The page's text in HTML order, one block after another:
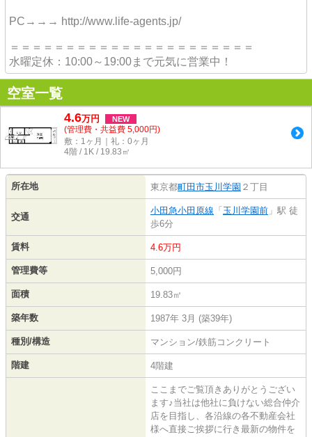
PC→→→ http://www.life-agents.jp/
＝＝＝＝＝＝＝＝＝＝＝＝＝＝＝＝＝＝＝＝＝＝
水曜定休：10:00～19:00まで元気に営業中！
空室一覧
4.6万円 NEW
(管理費・共益費 5,000円)
敷：1ヶ月｜礼：0ヶ月
4階 / 1K / 19.83㎡
所在地 東京都町田市玉川学園 ２丁目
交通
小田急小田原線 「 玉川学園前 」駅 徒
歩6分
賃料 4.6万円
管理費等 5,000円
面積 19.83㎡
築年数 1987年 3月 (築39年)
種別/構造 マンション/鉄筋コンクリート
階建 4階建
ここまでご覧頂きありがとうござい
ます♪当社は他社に負けない総合仲介
店を目指し、各沿線の各不動産会社
様へ直接ご挨拶に行き最新の物件を